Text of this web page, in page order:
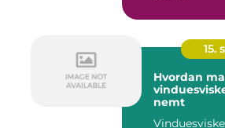
15.
Hvordan
nemt